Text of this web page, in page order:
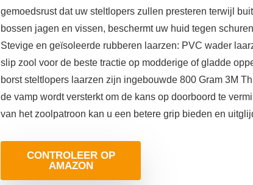
gemoedsrust dat uw steltlopers zullen presteren terwijl
bossen jagen en vissen, beschermt uw huid tegen
Stevige en geïsoleerde rubberen laarzen: PVC wader
slip zool voor de beste tractie op modderige of gladde
borst steltlopers laarzen zijn ingebouwde 800 Gram 3M
de vamp wordt versterkt om de kans op doorboord te
van het zoolpatroon kan u een betere grip bieden en
CONTROLEER OP
AMAZON